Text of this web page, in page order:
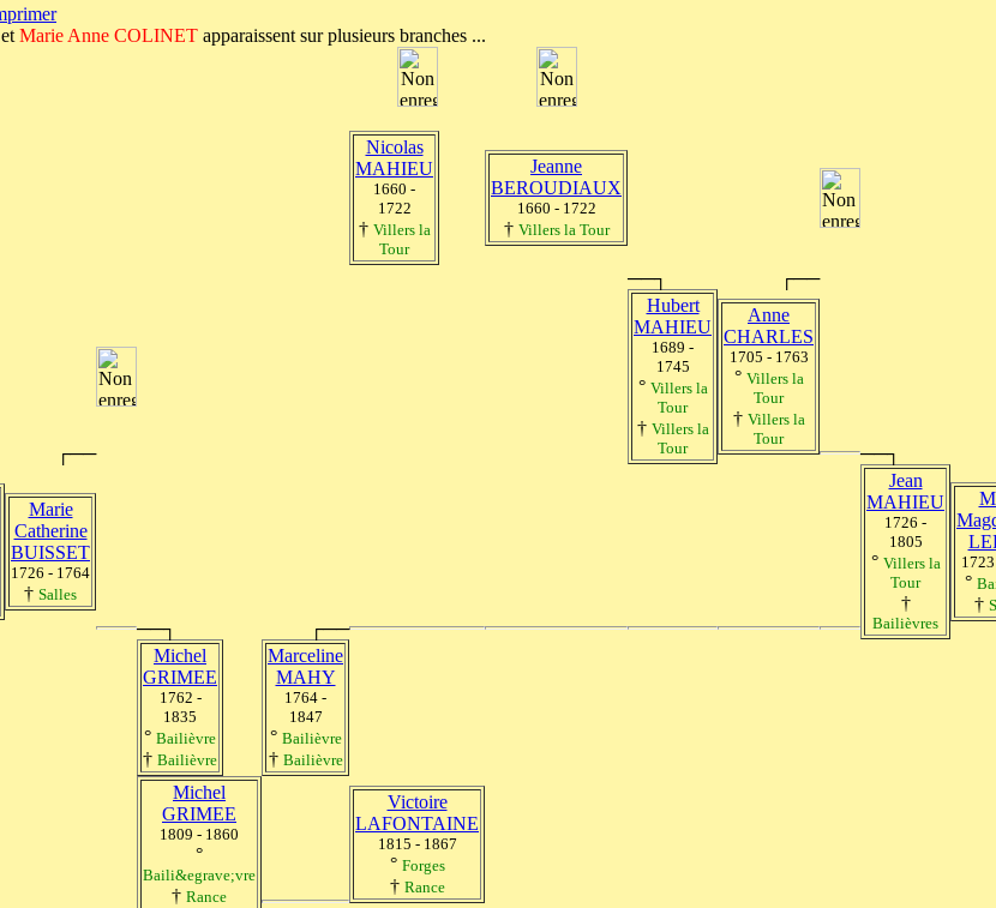
et Marie Anne COLINET apparaissent sur plusieurs branches ...
Nicolas
MAHIEU
1660 -
1722
† Villers la
Tour
Jeanne
BEROUDIAUX
1660 - 1722
† Villers la Tour
──┐ ┌──
┌──
Hubert
MAHIEU
1689 -
1745
° Villers la
Tour
† Villers la
Tour
Anne
CHARLES
1705 - 1763
° Villers la
Tour
† Villers la
Tour
──┐
Marie
Catherine
BUISSET
1726 - 1764
† Salles
──┐ ┌──
Jean
MAHIEU
1726 -
1805
° Villers la
Tour
†
Bailièvres
°
†
Michel
GRIMEE
1762 -
1835
° Bailièvre
† Bailièvre
Marceline
MAHY
1764 -
1847
° Bailièvre
† Bailièvre
Michel
GRIMEE
1809 - 1860
°
Baili&egrave;vre
† Rance
Victoire
LAFONTAINE
1815 - 1867
° Forges
† Rance